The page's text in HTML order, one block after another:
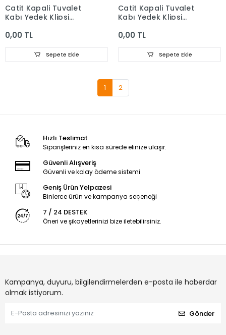
Catit Kapali Tuvalet
Kabı Yedek Klipsi
0,00 TL
Sepete Ekle
Catit Kapali Tuvalet
Kabı Yedek Klipsi
0,00 TL
Sepete Ekle
1 2
Hızlı Teslimat
Siparişleriniz en kısa sürede elinize ulaşır.
Güvenli Alışveriş
Güvenli ve kolay ödeme sistemi
Geniş Ürün Yelpazesi
Binlerce ürün ve kampanya seçeneği
7 / 24 DESTEK
Öneri ve şikayetlerinizi bize iletebilirsiniz.
Kampanya, duyuru, bilgilendirmelerden e-posta ile haberdar
olmak istiyorum.
Gönder